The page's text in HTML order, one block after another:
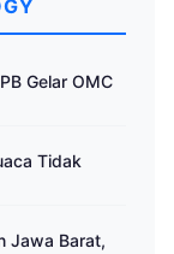
Gelar OMC
Tidak
Jawa Barat,